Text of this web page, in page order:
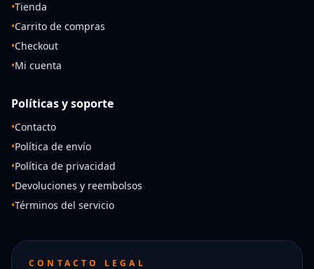
•Tienda
•Carrito de compras
•Checkout
•Mi cuenta
Políticas y soporte
•Contacto
•Política de envío
•Política de privacidad
•Devoluciones y reembolsos
•Términos del servicio
CONTACTO LEGAL